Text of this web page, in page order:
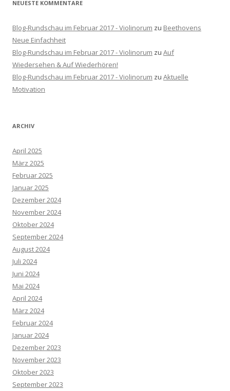
NEUESTE KOMMENTARE
Blog-Rundschau im Februar 2017 - Violinorum zu Beethovens
Neue Einfachheit
Blog-Rundschau im Februar 2017 - Violinorum zu Auf
Wiedersehen & Auf Wiederhören!
Blog-Rundschau im Februar 2017 - Violinorum zu Aktuelle
Motivation
ARCHIV
April 2025
März 2025
Februar 2025
Januar 2025
Dezember 2024
November 2024
Oktober 2024
September 2024
August 2024
Juli 2024
Juni 2024
Mai 2024
April 2024
März 2024
Februar 2024
Januar 2024
Dezember 2023
November 2023
Oktober 2023
September 2023